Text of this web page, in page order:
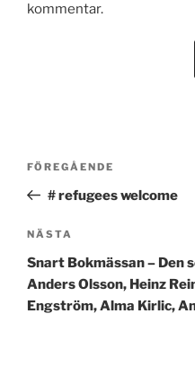
kommentar.
Inläggsnavigering
Föregående
inlägg
FÖREGÅENDE
# refugees welcome
Nästa
inlägg
NÄSTA
Snart Bokmässan – Den
Anders Olsson, Heinz
Engström, Alma Kirlic,